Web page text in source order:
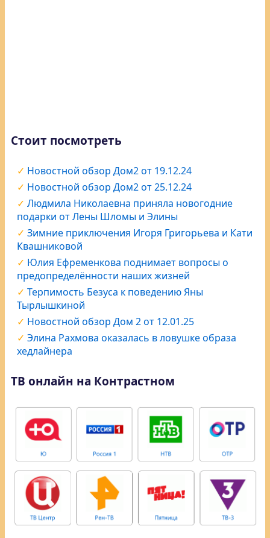
Стоит посмотреть
Новостной обзор Дом2 от 19.12.24
Новостной обзор Дом2 от 25.12.24
Людмила Николаевна приняла новогодние
подарки от Лены Шломы и Элины
Зимние приключения Игоря Григорьева и Кати
Квашниковой
Юлия Ефременкова поднимает вопросы о
предопределённости наших жизней
Терпимость Безуса к поведению Яны
Тырлышкиной
Новостной обзор Дом 2 от 12.01.25
Элина Рахмова оказалась в ловушке образа
хедлайнера
ТВ онлайн на Контрастном